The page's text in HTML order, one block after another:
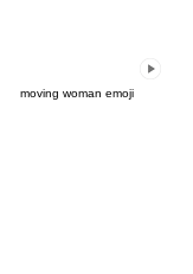
moving woman emoji